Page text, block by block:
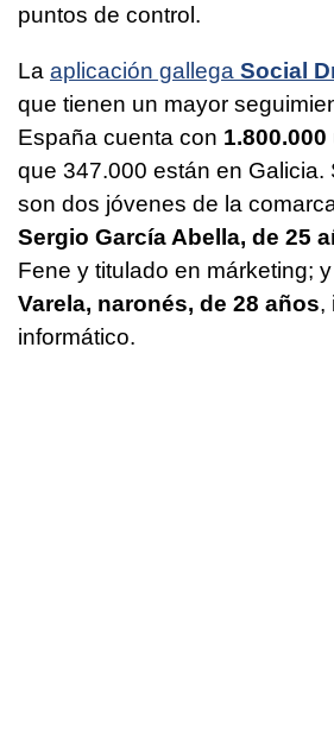
puntos de control.
La aplicación gallega Social
que tienen un mayor
España cuenta con
que 347.000 están en Galicia.
son dos jóvenes de la
Sergio García Abella, de 25
Fene y titulado en márketing; y
Varela, naronés, de 28 años,
informático.